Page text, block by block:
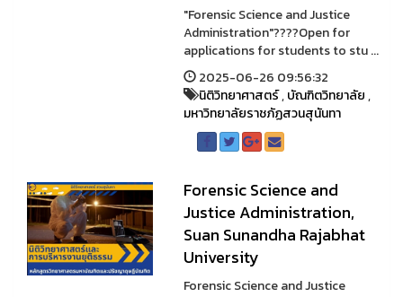
"Forensic Science and Justice
Administration"????Open for
applications for students to stu ...
2025-06-26 09:56:32
นิติวิทยาศาสตร์,บัณฑิตวิทยาลัย,
มหาวิทยาลัยราชภัฏสวนสุนันทา
Forensic Science and
Justice Administration,
Suan Sunandha Rajabhat
University
Forensic Science and Justice